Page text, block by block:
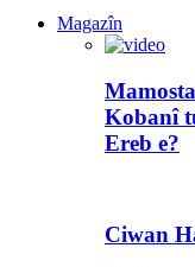
Magazîn
Kobanî
Ereb e?
Ciwan